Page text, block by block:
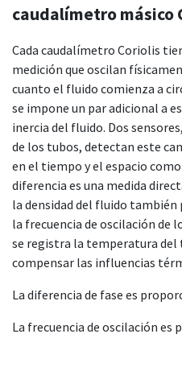
caudalímetro másico
Cada caudalímetro Coriolis
medición que oscilan
cuanto el fluido comienza a
se impone un par adicional a
inercia del fluido. Dos
de los tubos, detectan este
en el tiempo y el espacio
diferencia es una medida
la densidad del fluido
la frecuencia de oscilación de
se registra la temperatura del
compensar las influencias
La diferencia de fase es
La frecuencia de oscilación es